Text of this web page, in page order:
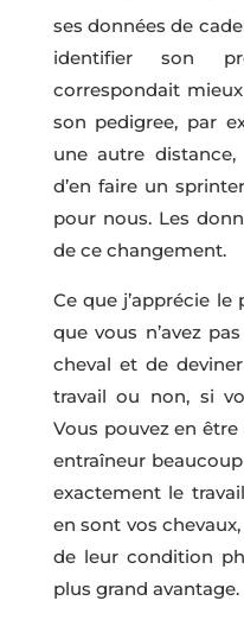
ses données de
identifier son
correspondait
son pedigree, par
une autre
d’en faire un
pour nous. Les
de ce changement.
Ce que j’apprécie le
que vous n’avez
cheval et de
travail ou non, si
Vous pouvez en
entraîneur
exactement le
en sont vos
de leur condition
plus grand avantage.